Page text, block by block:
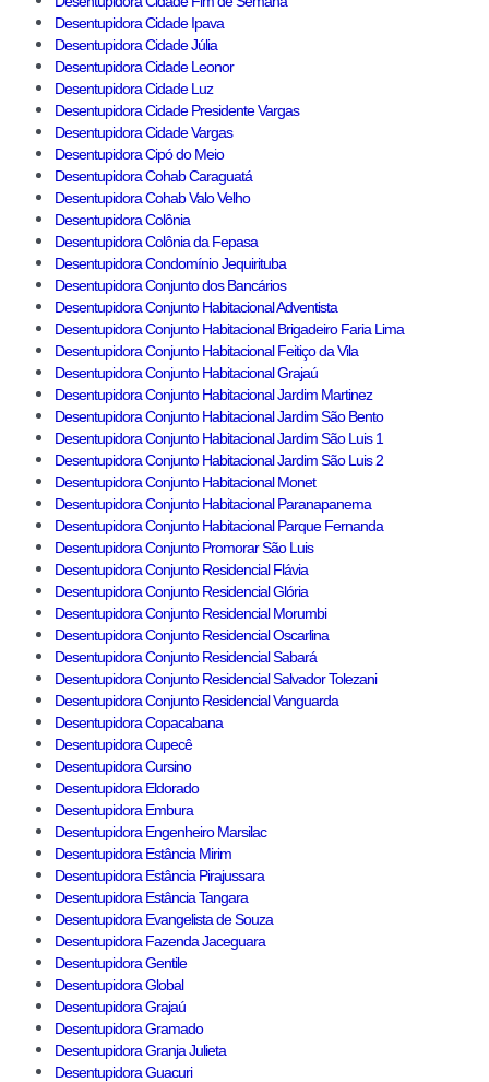
Desentupidora Cidade Ipava
Desentupidora Cidade Júlia
Desentupidora Cidade Leonor
Desentupidora Cidade Luz
Desentupidora Cidade Presidente Vargas
Desentupidora Cidade Vargas
Desentupidora Cipó do Meio
Desentupidora Cohab Caraguatá
Desentupidora Cohab Valo Velho
Desentupidora Colônia
Desentupidora Colônia da Fepasa
Desentupidora Condomínio Jequirituba
Desentupidora Conjunto dos Bancários
Desentupidora Conjunto Habitacional Adventista
Desentupidora Conjunto Habitacional Brigadeiro Faria Lima
Desentupidora Conjunto Habitacional Feitiço da Vila
Desentupidora Conjunto Habitacional Grajaú
Desentupidora Conjunto Habitacional Jardim Martinez
Desentupidora Conjunto Habitacional Jardim São Bento
Desentupidora Conjunto Habitacional Jardim São Luis 1
Desentupidora Conjunto Habitacional Jardim São Luis 2
Desentupidora Conjunto Habitacional Monet
Desentupidora Conjunto Habitacional Paranapanema
Desentupidora Conjunto Habitacional Parque Fernanda
Desentupidora Conjunto Promorar São Luis
Desentupidora Conjunto Residencial Flávia
Desentupidora Conjunto Residencial Glória
Desentupidora Conjunto Residencial Morumbi
Desentupidora Conjunto Residencial Oscarlina
Desentupidora Conjunto Residencial Sabará
Desentupidora Conjunto Residencial Salvador Tolezani
Desentupidora Conjunto Residencial Vanguarda
Desentupidora Copacabana
Desentupidora Cupecê
Desentupidora Cursino
Desentupidora Eldorado
Desentupidora Embura
Desentupidora Engenheiro Marsilac
Desentupidora Estância Mirim
Desentupidora Estância Pirajussara
Desentupidora Estância Tangara
Desentupidora Evangelista de Souza
Desentupidora Fazenda Jaceguara
Desentupidora Gentile
Desentupidora Global
Desentupidora Grajaú
Desentupidora Gramado
Desentupidora Granja Julieta
Desentupidora Guacuri